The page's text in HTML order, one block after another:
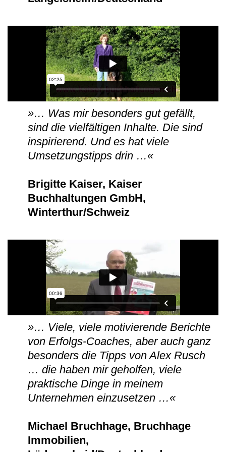
»… Was mir besonders gut gefällt,
sind die vielfältigen Inhalte. Die sind
inspirierend. Und es hat viele
Umsetzungstipps drin …«
Brigitte Kaiser, Kaiser
Buchhaltungen GmbH,
Winterthur/Schweiz
»… Viele, viele motivierende Berichte
von Erfolgs-Coaches, aber auch ganz
besonders die Tipps von Alex Rusch
… die haben mir geholfen, viele
praktische Dinge in meinem
Unternehmen einzusetzen …«
Michael Bruchhage, Bruchhage
Immobilien,